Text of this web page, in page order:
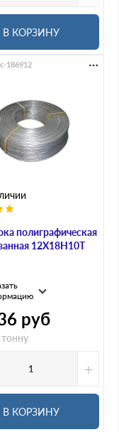
В КОРЗИНУ
полиграфическая
12Х18Н10Т
186912
руб
+
В КОРЗИНУ